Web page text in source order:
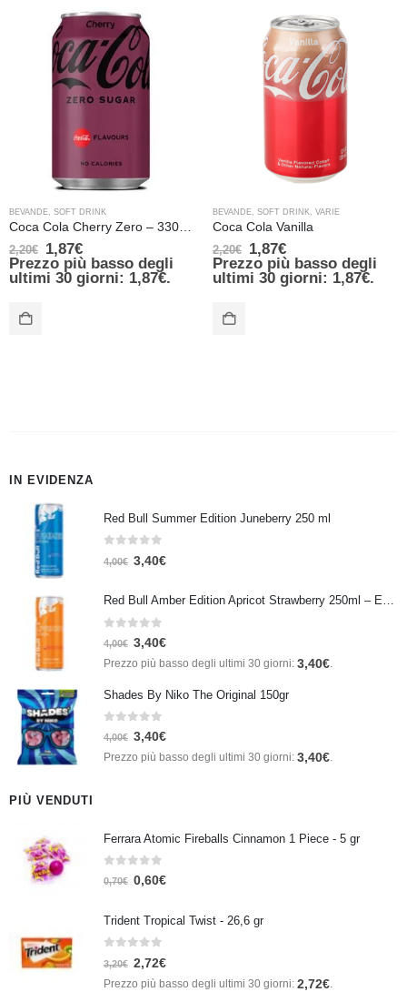
BEVANDE, SOFT DRINK
Coca Cola Cherry Zero – 330 ml
2,20€ 1,87€
Prezzo più basso degli
ultimi 30 giorni: 1,87€.
BEVANDE, SOFT DRINK, VARIE
Coca Cola Vanilla
2,20€ 1,87€
Prezzo più basso degli
ultimi 30 giorni: 1,87€.
IN EVIDENZA
Red Bull Summer Edition Juneberry 250 ml
Su 5
4,00€ 3,40€
Red Bull Amber Edition Apricot Strawberry 250ml – Energy Drink Albicocca e Fragola
Su 5
4,00€ 3,40€
Prezzo più basso degli ultimi 30 giorni: 3,40€.
Shades By Niko The Original 150gr
Su 5
4,00€ 3,40€
Prezzo più basso degli ultimi 30 giorni: 3,40€.
PIÙ VENDUTI
Ferrara Atomic Fireballs Cinnamon 1 Piece - 5 gr
Su 5
0,70€ 0,60€
Trident Tropical Twist - 26,6 gr
Su 5
3,20€ 2,72€
Prezzo più basso degli ultimi 30 giorni: 2,72€